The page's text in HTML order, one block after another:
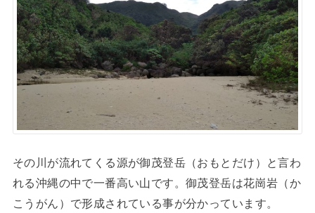
その川が流れてくる源が御茂登岳（おもとだけ）と言わ
れる沖縄の中で一番高い山です。御茂登岳は花崗岩（か
こうがん）で形成されている事が分かっています。